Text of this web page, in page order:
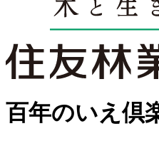
百年のいえ倶